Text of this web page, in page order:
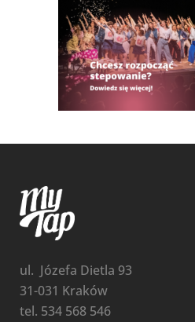
ul. Józefa Dietla 93
31-031 Kraków
tel. 534 568 546